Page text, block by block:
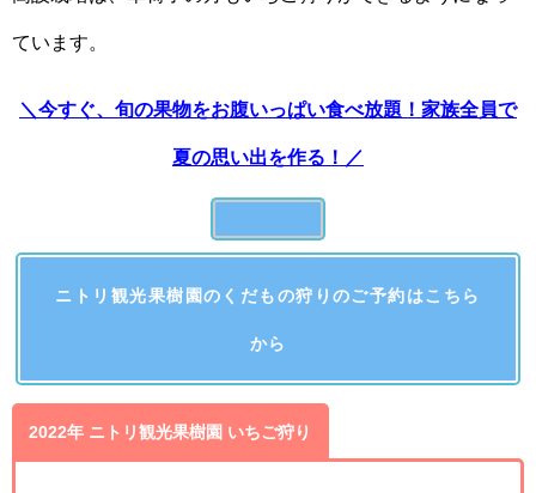
ています。
＼今すぐ、旬の果物をお腹いっぱい食べ放題！家族全員で
夏の思い出を作る！／
ニトリ観光果樹園のくだもの狩りのご予約はこちら
から
2022年 ニトリ観光果樹園 いちご狩り